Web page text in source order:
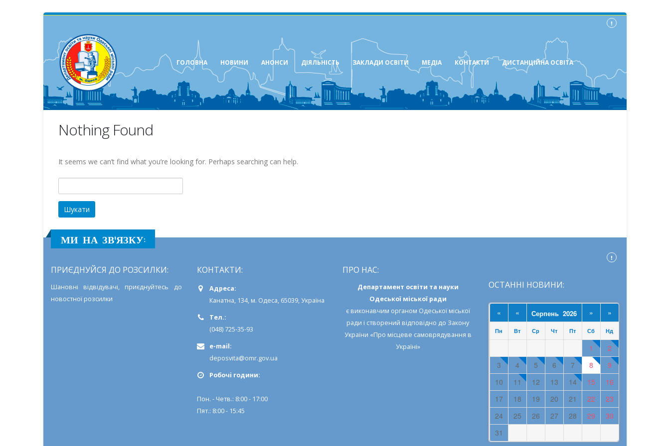
ГОЛОВНА НОВИНИ АНОНСИ ДІЯЛЬНІСТЬ ЗАКЛАДИ ОСВІТИ МЕДІА КОНТАКТИ ДИСТАНЦІЙНА ОСВІТА
Nothing Found
It seems we can’t find what you’re looking for. Perhaps searching can help.
МИ НА ЗВ'ЯЗКУ:
ПРИЄДНУЙСЯ ДО РОЗСИЛКИ:
Шановні відвідувачі, приєднуйтесь до
новостної розсилки
КОНТАКТИ:
Адреса:
Канатна, 134, м. Одеса, 65039, Україна
Тел.:
(048) 725-35-93
e-mail:
deposvita@omr.gov.ua
Робочi години:
Пон. - Четв.: 8:00 - 17:00
Пят.: 8:00 - 15:45
ПРО НАС:
Департамент освіти та науки
Одеської міської ради
є виконавчим органом Одеської міської
ради і створений відповідно до Закону
України «Про місцеве самоврядування в
Україні»
ОСТАННІ НОВИНИ:
« « Серпень 2026 » »
Пн Вт Ср Чт Пт Сб Нд
1
2
3
4 5 6 7 8
9
10
11 12 13 14 15
16
17
18 19 20 21 22
23
24
25 26 27 28 29
30
31